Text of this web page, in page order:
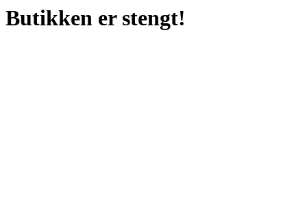
Butikken er stengt!